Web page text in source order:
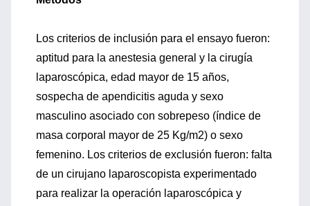
Los criterios de inclusión para el ensayo fueron:
aptitud para la anestesia general y la cirugía
laparoscópica, edad mayor de 15 años,
sospecha de apendicitis aguda y sexo
masculino asociado con sobrepeso (índice de
masa corporal mayor de 25 Kg/m2) o sexo
femenino. Los criterios de exclusión fueron: falta
de un cirujano laparoscopista experimentado
para realizar la operación laparoscópica y